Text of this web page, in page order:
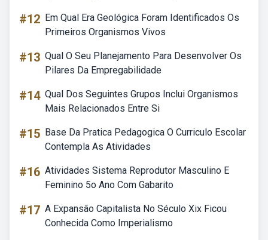
#12 Em Qual Era Geológica Foram Identificados Os
Primeiros Organismos Vivos
#13 Qual O Seu Planejamento Para Desenvolver Os
Pilares Da Empregabilidade
#14 Qual Dos Seguintes Grupos Inclui Organismos
Mais Relacionados Entre Si
#15 Base Da Pratica Pedagogica O Curriculo Escolar
Contempla As Atividades
#16 Atividades Sistema Reprodutor Masculino E
Feminino 5o Ano Com Gabarito
#17 A Expansão Capitalista No Século Xix Ficou
Conhecida Como Imperialismo